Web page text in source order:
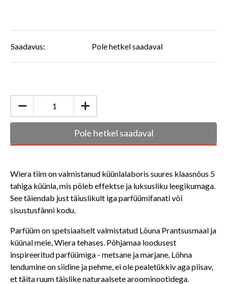
Saadavus: Pole hetkel saadaval
Pole hetkel saadaval
Wiera tiim on valmistanud küünlalaboris suures klaasnõus 5
tahiga küünla, mis põleb effektse ja luksusliku leegikumaga.
See täiendab just täiuslikult iga parfüümifanati või
sisustusfänni kodu.
Parfüüm on spetsiaalselt valmistatud Lõuna Prantsusmaal ja
küünal meie, Wiera tehases. Põhjamaa loodusest
inspireeritud parfüümiga - metsane ja marjane. Lõhna
lendumine on siidine ja pehme, ei ole pealetükkiv aga piisav,
et täita ruum täislike naturaalsete aroominootidega.